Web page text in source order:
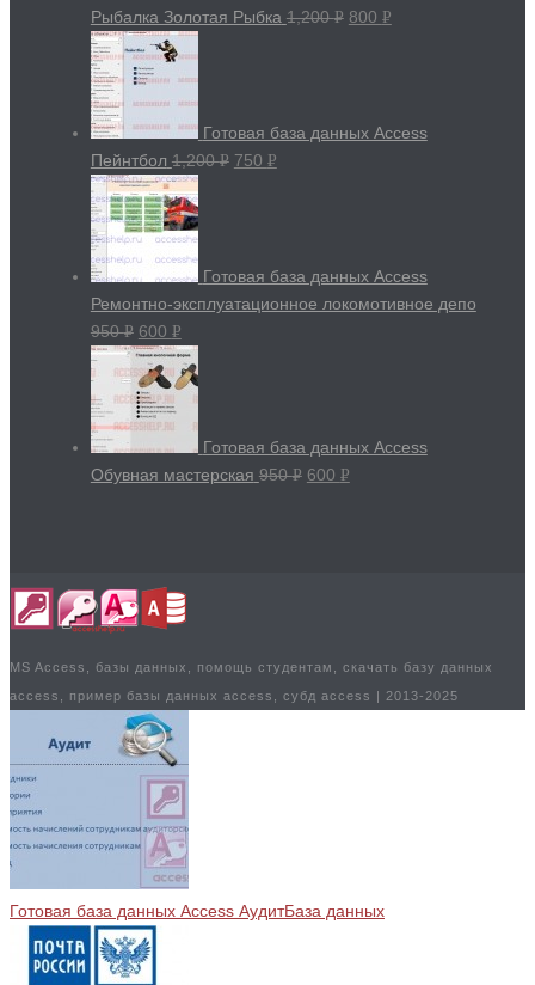
Рыбалка Золотая Рыбка 1,200Р 800 Р
Готовая база данных Access
Пейнтбол 1,200Р 750 Р
Готовая база данных Access
Ремонтно-эксплуатационное локомотивное депо
950Р
УБ.
600 Р
УБ.
Готовая база данных Access
Обувная мастерская 950Р 600 Р
MS Access, базы данных, помощь студентам, скачать базу данных
access, пример базы данных access, субд access | 2013-2025
Готовая база данных Access АудитБаза данных